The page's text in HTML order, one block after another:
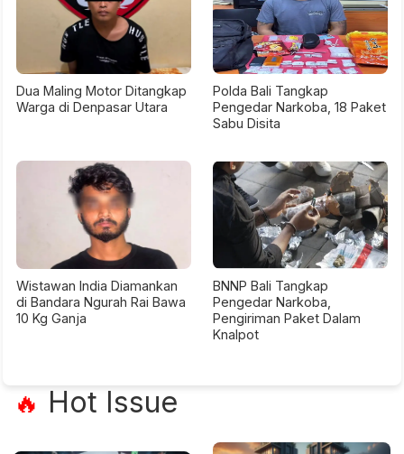
Dua Maling Motor Ditangkap
Warga di Denpasar Utara
Polda Bali Tangkap
Pengedar Narkoba, 18 Paket
Sabu Disita
Wistawan India Diamankan
di Bandara Ngurah Rai Bawa
10 Kg Ganja
BNNP Bali Tangkap
Pengedar Narkoba,
Pengiriman Paket Dalam
Knalpot
🔥 Hot Issue